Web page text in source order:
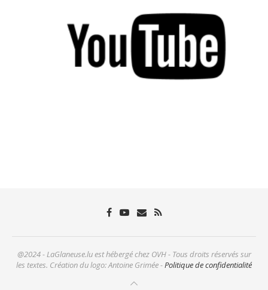
@2024 - LaGlaneuse.lu est hébergé chez OVH - Tous droits réservés sur
les textes. Création du logo: Antoine Grimée -Politique de confidentialité